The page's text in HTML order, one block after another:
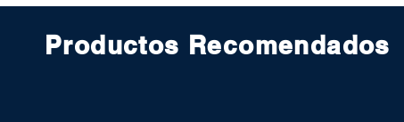
Productos Recomendados